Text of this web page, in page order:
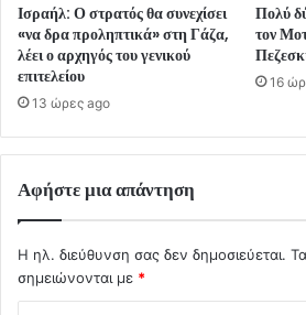
Ισραήλ: Ο στρατός θα συνεχίσει
«να δρα προληπτικά» στη Γάζα,
λέει ο αρχηγός του γενικού
επιτελείου
13 ώρες ago
Πολύ
τον
16
Αφήστε μια απάντηση
Η ηλ. διεύθυνση σας δεν δημοσιεύεται.
σημειώνονται με *